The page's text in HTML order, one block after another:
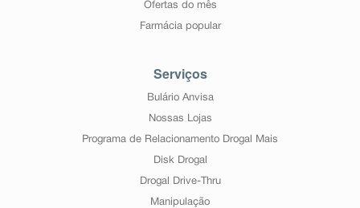
Ofertas do mês
Farmácia popular
Serviços
Bulário Anvisa
Nossas Lojas
Programa de Relacionamento Drogal Mais
Disk Drogal
Drogal Drive-Thru
Manipulação